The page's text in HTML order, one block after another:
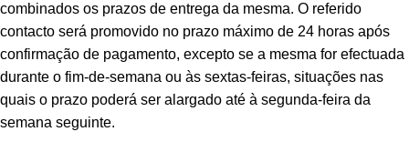
combinados os prazos de entrega da mesma. O referido
contacto será promovido no prazo máximo de 24 horas após
confirmação de pagamento, excepto se a mesma for efectuada
durante o fim-de-semana ou às sextas-feiras, situações nas
quais o prazo poderá ser alargado até à segunda-feira da
semana seguinte.